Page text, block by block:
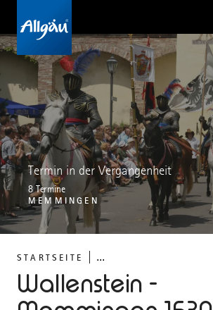
STARTSEITE ...
Wallenstein -
Termin in der Vergangenheit
8 Termine
MEMMINGEN